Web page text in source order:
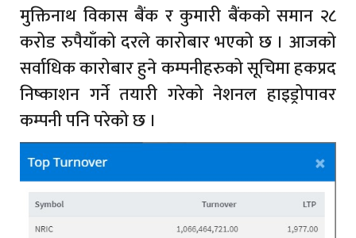
मुक्तिनाथ विकास बैंक र कुमारी बैंकको समान २८
करोड रुपैयाँको दरले कारोबार भएको छ । आजको
सर्वाधिक कारोबार हुने कम्पनीहरुको सूचिमा हकप्रद
निष्काशन गर्ने तयारी गरेको नेशनल हाइड्रोपावर
कम्पनी पनि परेको छ ।